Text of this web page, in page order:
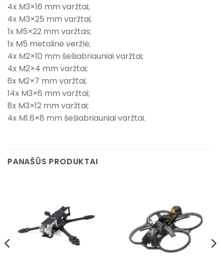
4x M3×16 mm varžtai;
4x M3×25 mm varžtai;
1x M5×22 mm varžtas;
1x M5 metalinė veržlė;
4x M2×10 mm šešiabriauniai varžtai;
4x M2×4 mm varžtai;
6x M2×7 mm varžtai;
14x M3×6 mm varžtai;
8x M3×12 mm varžtai;
4x M1.6×8 mm šešiabriauniai varžtai.
PANAŠŪS PRODUKTAI